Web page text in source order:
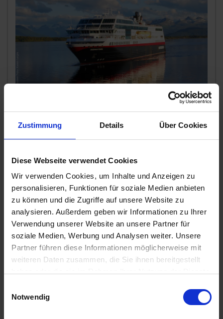
Zustimmung Details Über Cookies
Diese Webseite verwendet Cookies
Wir verwenden Cookies, um Inhalte und Anzeigen zu
personalisieren, Funktionen für soziale Medien anbieten
zu können und die Zugriffe auf unsere Website zu
analysieren. Außerdem geben wir Informationen zu Ihrer
Verwendung unserer Website an unsere Partner für
soziale Medien, Werbung und Analysen weiter. Unsere
Partner führen diese Informationen möglicherweise mit
weiteren Daten zusammen, die Sie ihnen bereitgestellt
Notwendig
Erleben Sie die atemberaubende Schönheit der
norwegischen Küste – vom Süden bis zu den herrlichen
INNENKABINE ab €4.432,-
AUSSENKABINE ab €4.920,-
SUITE ab €8.203,-
Zum Angebot
MS Midnatsol » 14 Tage Die Hurtigruten
21. NOV 2026 AB/BIS HAMBURG